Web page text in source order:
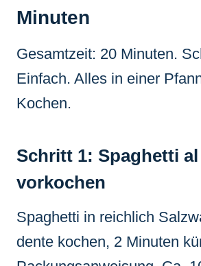
Minuten
Gesamtzeit: 20 Minuten.
Einfach. Alles in einer
Kochen.
Schritt 1: Spaghetti
vorkochen
Spaghetti in reichlich
dente kochen, 2 Minuten